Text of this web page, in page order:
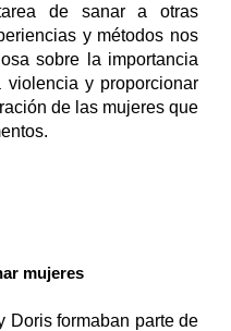
de sanar a otras
y métodos nos
sobre la importancia
y proporcionar
de las mujeres que
mujeres
Doris formaban parte de